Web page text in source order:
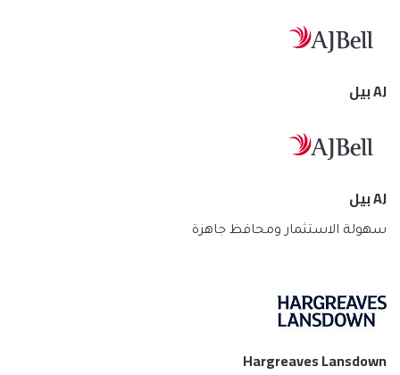
AJ بيل
AJ بيل
سهولة الاستثمار ومحافظ جاهزة
Hargreaves Lansdown